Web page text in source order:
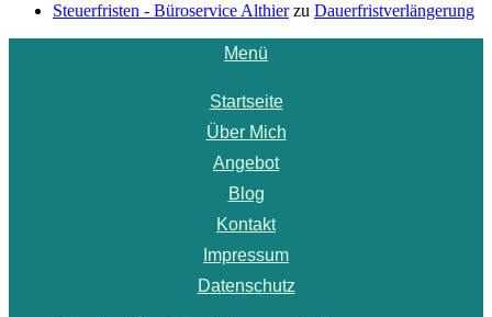
Steuerfristen - Büroservice Althierzu Dauerfristverlängerung
Menü
Startseite
Über Mich
Angebot
Blog
Kontakt
Impressum
Datenschutz